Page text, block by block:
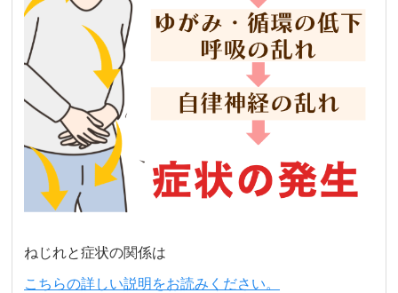
ねじれと症状の関係は
こちらの詳しい説明をお読みください。